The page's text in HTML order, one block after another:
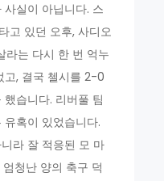
실이 아닙니다. 스
고 있던 오후, 사디오
라는 다시 한 번 억누
고, 결국 첼시를 2-0
습니다. 리버풀 팀
혹이 있었습니다.
라 잘 적응된 모 마
청난 양의 축구 덕